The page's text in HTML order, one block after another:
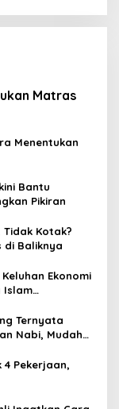
Matras
Menentukan
Bantu
Pikiran
Kotak?
di Baliknya
Ekonomi
Islam
Ternyata
Nabi, Mudah
Pekerjaan,